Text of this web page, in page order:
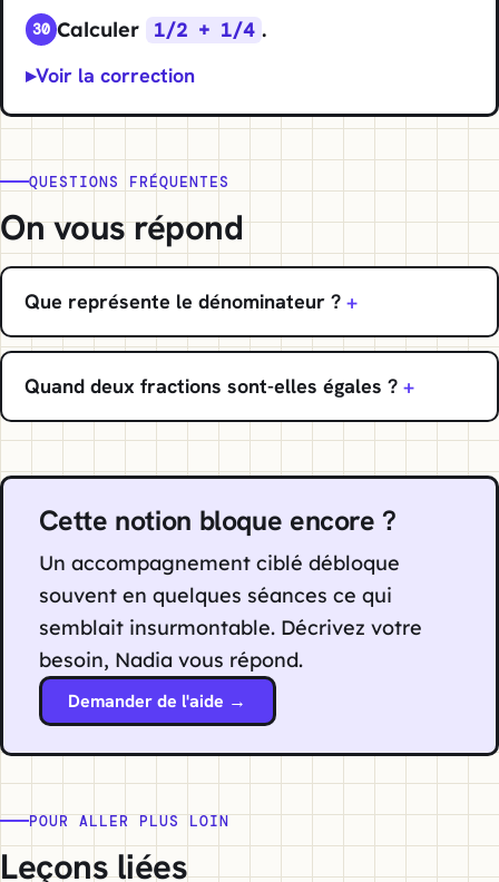
30 Calculer 1/2 + 1/4 .
Voir la correction
QUESTIONS FRÉQUENTES
On vous répond
Que représente le dénominateur ?
Quand deux fractions sont-elles égales ?
Cette notion bloque encore ?
Un accompagnement ciblé débloque
souvent en quelques séances ce qui
semblait insurmontable. Décrivez votre
besoin, Nadia vous répond.
Demander de l'aide →
POUR ALLER PLUS LOIN
Leçons liées